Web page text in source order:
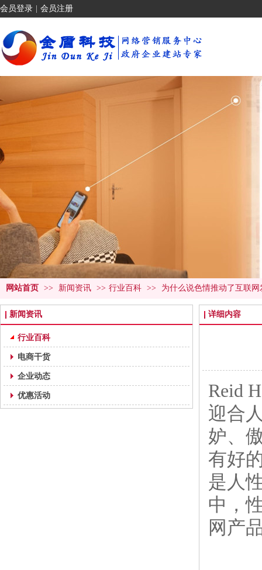
会员登录 会员注册
网站首页 >> 新闻资讯 >> 行业百科 >> 为什么说色情推动了互联网
新闻资讯
行业百科
电商干货
企业动态
优惠活动
详细内容
Reid
迎合
妒、
有好
是人
中，
网产